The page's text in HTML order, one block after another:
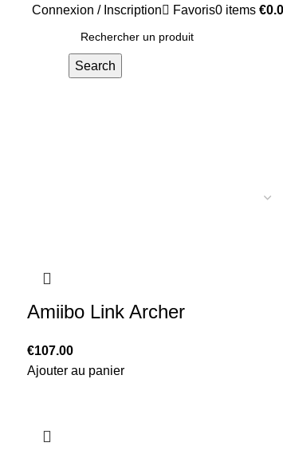
Connexion / Inscription Favoris0 items €
Search
Amiibo Link Archer
€107.00
Ajouter au panier